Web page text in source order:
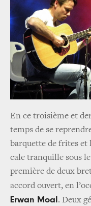
En ce troisième et
temps de se
barquette de frites et
cale tranquille sous
première de deux
accord ouvert, en
Erwan Moal . Deux